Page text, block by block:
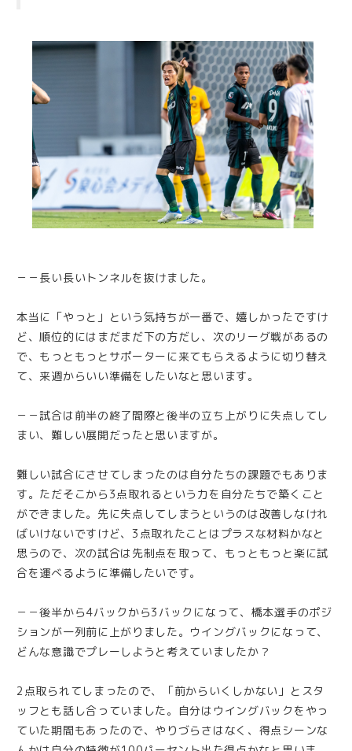
－－長い長いトンネルを抜けました。
本当に「やっと」という気持ちが一番で、嬉しかったですけ
ど、順位的にはまだまだ下の方だし、次のリーグ戦があるの
で、もっともっとサポーターに来てもらえるように切り替え
て、来週からいい準備をしたいなと思います。
－－試合は前半の終了間際と後半の立ち上がりに失点してし
まい、難しい展開だったと思いますが。
難しい試合にさせてしまったのは自分たちの課題でもありま
す。ただそこから3点取れるという力を自分たちで築くこと
ができました。先に失点してしまうというのは改善しなけれ
ばいけないですけど、3点取れたことはプラスな材料かなと
思うので、次の試合は先制点を取って、もっともっと楽に試
合を運べるように準備したいです。
－－後半から4バックから3バックになって、橋本選手のポジ
ションが一列前に上がりました。ウイングバックになって、
どんな意識でプレーしようと考えていましたか？
2点取られてしまったので、「前からいくしかない」とスタ
ッフとも話し合っていました。自分はウイングバックをやっ
ていた期間もあったので、やりづらさはなく、得点シーンな